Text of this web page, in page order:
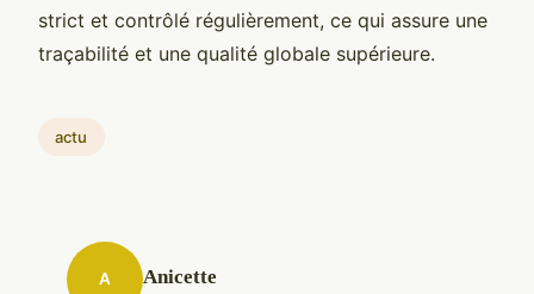
strict et contrôlé régulièrement, ce qui assure une
traçabilité et une qualité globale supérieure.
actu
A Anicette